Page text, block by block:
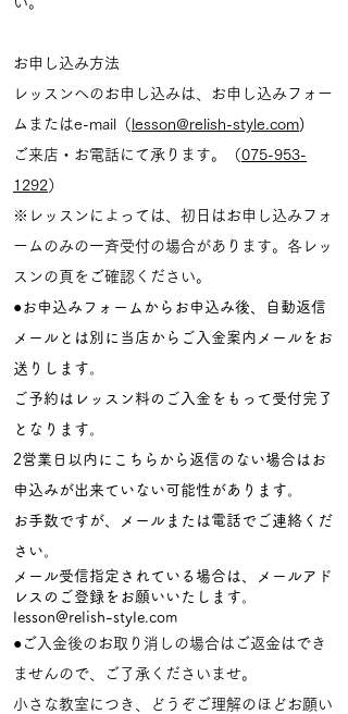
お申し込み方法
レッスンへのお申し込みは、お申し込みフォー
ムまたはe-mail（ lesson@relish-style.com)
ご来店・お電話にて承ります。（075-953-
1292）
※レッスンによっては、初日はお申し込みフォ
ームのみの一斉受付の場合があります。各レッ
スンの頁をご確認ください。
●お申込みフォームからお申込み後、自動返信
メールとは別に当店からご入金案内メールをお
送りします。
ご予約はレッスン料のご入金をもって受付完了
となります。
2営業日以内にこちらから返信のない場合はお
申込みが出来ていない可能性があります。
お手数ですが、メールまたは電話でご連絡くだ
さい。
メール受信指定されている場合は、メールアド
レスのご登録をお願いいたします。
lesson@relish-style.com
●ご入金後のお取り消しの場合はご返金はでき
ませんので、ご了承くださいませ。
小さな教室につき、どうぞご理解のほどお願い